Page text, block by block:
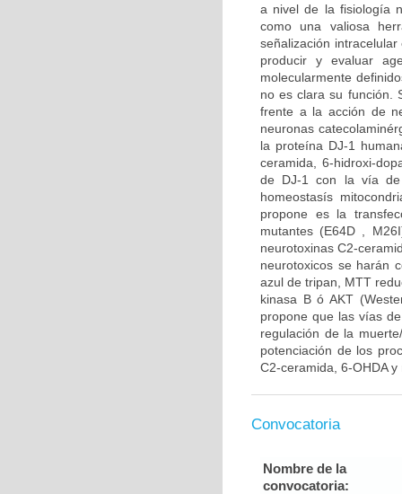
a nivel de la fisiología
como una valiosa
señalización
producir y evaluar
molecularmente
no es clara su función.
frente a la acción de
neuronas
la proteína DJ-1
ceramida, 6-hidroxi-
de DJ-1 con la vía de
homeostasís
propone es la
mutantes (E64D ,
neurotoxinas C2-
neurotoxicos se harán
azul de tripan, MTT
kinasa B ó AKT
propone que las vías
regulación de la
potenciación de los
C2-ceramida, 6-OHDA
Convocatoria
Nombre de la
convocatoria: